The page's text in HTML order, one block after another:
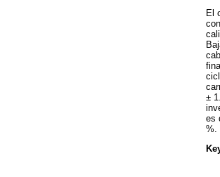
El
±
es
%.